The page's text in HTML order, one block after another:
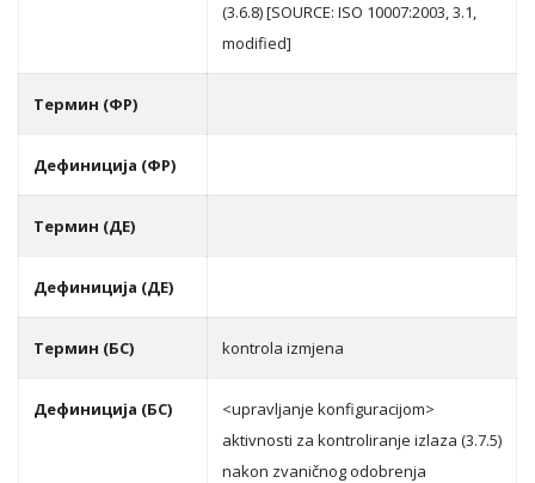
(3.6.8) [SOURCE: ISO 10007:2003, 3.1,
modified]
Термин (ФР)
Дефиниција (ФР)
Термин (ДЕ)
Дефиниција (ДЕ)
Термин (БС) kontrola izmjena
Дефиниција (БС)
<upravljanje konfiguracijom>
aktivnosti za kontroliranje izlaza (3.7.5)
nakon zvaničnog odobrenja